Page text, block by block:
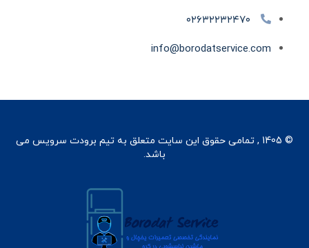
۰۲۶۳۲۲۳۲۴۷۰
info@borodatservice.com
© 1405 , تمامی حقوق این سایت متعلق به تیم برودت سرویس می
باشد.